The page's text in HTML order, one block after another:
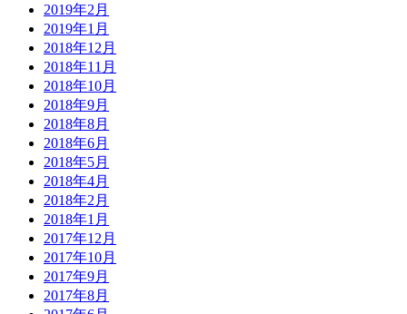
2019年2月
2019年1月
2018年12月
2018年11月
2018年10月
2018年9月
2018年8月
2018年6月
2018年5月
2018年4月
2018年2月
2018年1月
2017年12月
2017年10月
2017年9月
2017年8月